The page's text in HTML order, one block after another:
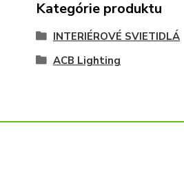
Kategórie produktu
INTERIÉROVÉ SVIETIDLÁ
ACB Lighting